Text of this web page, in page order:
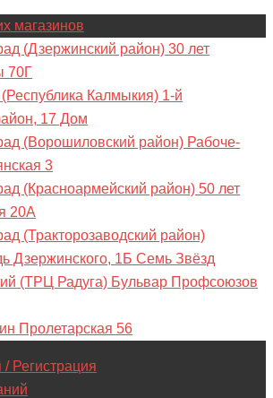
магазинов
(Дзержинский район) 30 лет
70Г
Калмыкия) 1-й
17 Дом
(Ворошиловский район) Рабоче-
3
(Красноармейский район) 50 лет
20А
(Тракторозаводский район)
Дзержинского, 1Б Семь Звёзд
(ТРЦ Радуга) Бульвар Профсоюзов
Пролетарская 56
Регистрация